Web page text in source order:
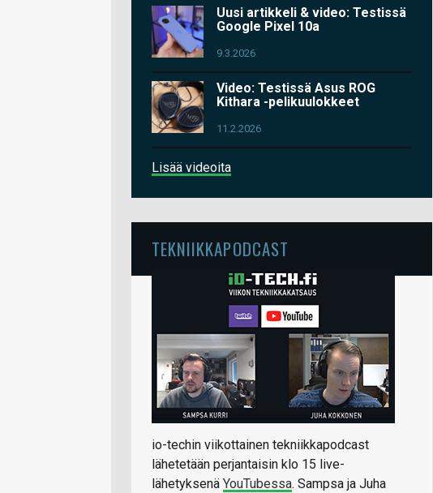
Uusi artikkeli & video: Testissä
Google Pixel 10a
9.3.2026
Video: Testissä Asus ROG
Kithara -pelikuulokkeet
11.2.2026
Lisää videoita
TEKNIIKKAPODCAST
io-techin viikottainen tekniikkapodcast
lähetetään perjantaisin klo 15 live-
lähetyksenä YouTubessa. Sampsa ja Juha